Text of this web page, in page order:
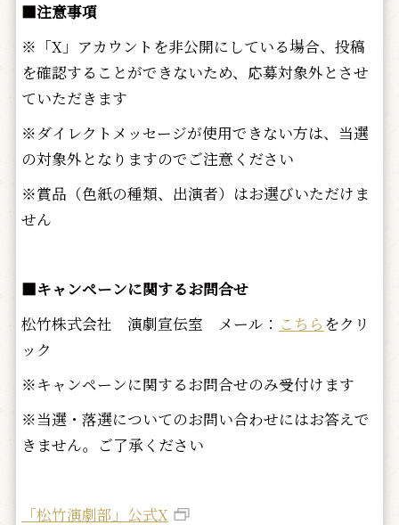
■注意事項
※「X」アカウントを非公開にしている場合、投稿
を確認することができないため、応募対象外とさせ
ていただきます
※ダイレクトメッセージが使用できない方は、当選
の対象外となりますのでご注意ください
※賞品（色紙の種類、出演者）はお選びいただけま
せん
■キャンペーンに関するお問合せ
松竹株式会社 演劇宣伝室 メール： こちら をクリ
ック
※キャンペーンに関するお問合せのみ受付けます
※当選・落選についてのお問い合わせにはお答えで
きません。ご了承ください
「松竹演劇部」公式X